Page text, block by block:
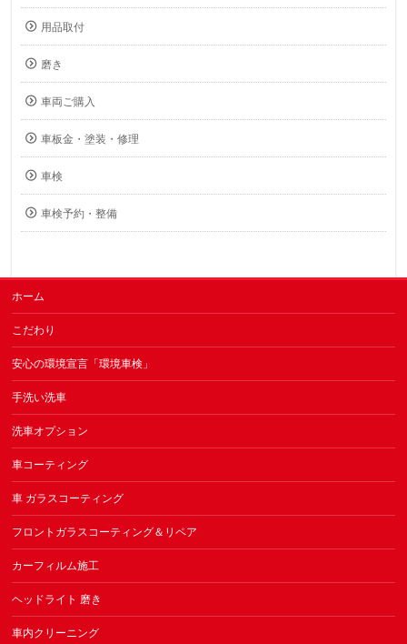
用品取付
磨き
車両ご購入
車板金・塗装・修理
車検
車検予約・整備
ホーム
こだわり
安心の環境宣言「環境車検」
手洗い洗車
洗車オプション
車コーティング
車 ガラスコーティング
フロントガラスコーティング＆リペア
カーフィルム施工
ヘッドライト 磨き
車内クリーニング